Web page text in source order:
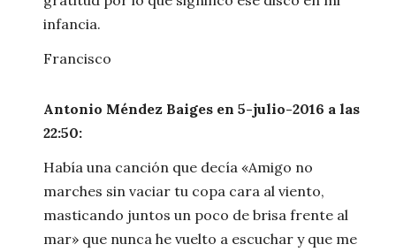
infancia.
Francisco
Antonio Méndez Baiges en 5-julio-2016 a las
22:50:
Había una canción que decía «Amigo no
marches sin vaciar tu copa cara al viento,
masticando juntos un poco de brisa frente al
mar» que nunca he vuelto a escuchar y que me